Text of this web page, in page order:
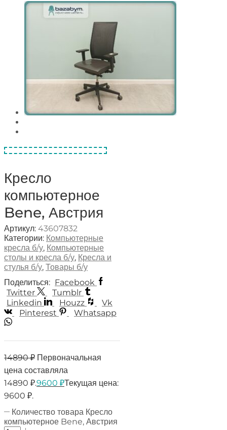
Кресло
компьютерное
Bene, Австрия
Артикул: 43607832
Категории: Компьютерные
кресла б/у, Компьютерные
столы и кресла б/у, Кресла и
стулья б/у, Товары б/у
Поделиться: Facebook
Twitter
Tumblr
Linkedin
Houzz
Vk
Pinterest
Whatsapp
14890₽ Первоначальная
цена составляла
14890 ₽.9600 ₽Текущая цена:
9600 ₽.
Количество товара Кресло
компьютерное Bene, Австрия